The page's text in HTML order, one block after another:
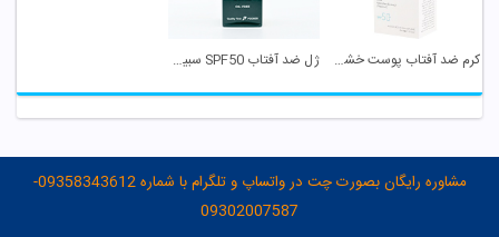
کرم ضد آفتاب پوست خشک و معمولی SPF 50 بژ روشن ... ژل ضد آفتاب SPF50 سبیکتا
مشاوره رایگان بصورت چت در واتساپ و تلگرام با شماره 09358343612-
09302007587